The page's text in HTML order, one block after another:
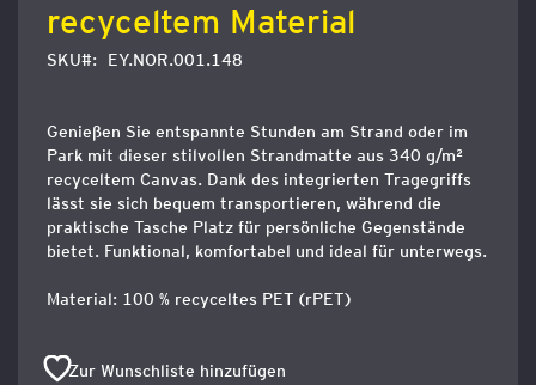
recyceltem Material
SKU EY.NOR.001.148
Genießen Sie entspannte Stunden am Strand oder im
Park mit dieser stilvollen Strandmatte aus 340 g/m²
recyceltem Canvas. Dank des integrierten Tragegriffs
lässt sie sich bequem transportieren, während die
praktische Tasche Platz für persönliche Gegenstände
bietet. Funktional, komfortabel und ideal für unterwegs.
Material: 100 % recyceltes PET (rPET)
Zur Wunschliste hinzufügen